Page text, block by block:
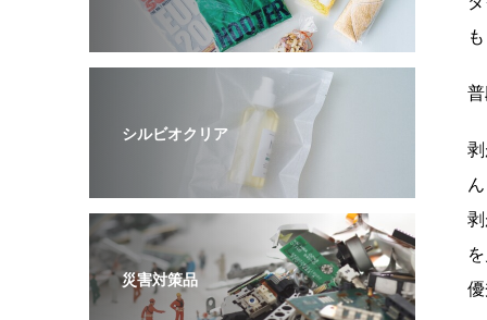
シルビオクリア
災害対策品